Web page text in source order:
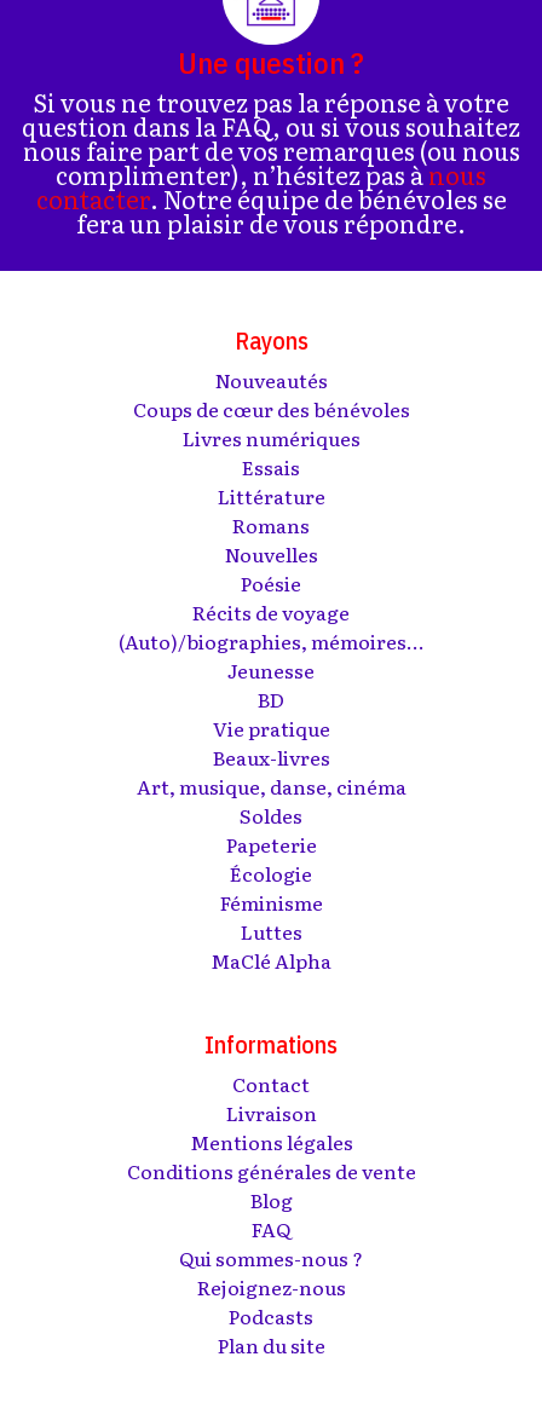
Une question ?
Si vous ne trouvez pas la réponse à votre
question dans la FAQ, ou si vous souhaitez
nous faire part de vos remarques (ou nous
complimenter), n’hésitez pas ànous
contacter. Notre équipe de bénévoles se
fera un plaisir de vous répondre.
Rayons
Nouveautés
Coups de cœur des bénévoles
Livres numériques
Essais
Littérature
Romans
Nouvelles
Poésie
Récits de voyage
(Auto)/biographies, mémoires...
Jeunesse
BD
Vie pratique
Beaux-livres
Art, musique, danse, cinéma
Soldes
Papeterie
Écologie
Féminisme
Luttes
MaClé Alpha
Informations
Contact
Livraison
Mentions légales
Conditions générales de vente
Blog
FAQ
Qui sommes-nous ?
Rejoignez-nous
Podcasts
Plan du site